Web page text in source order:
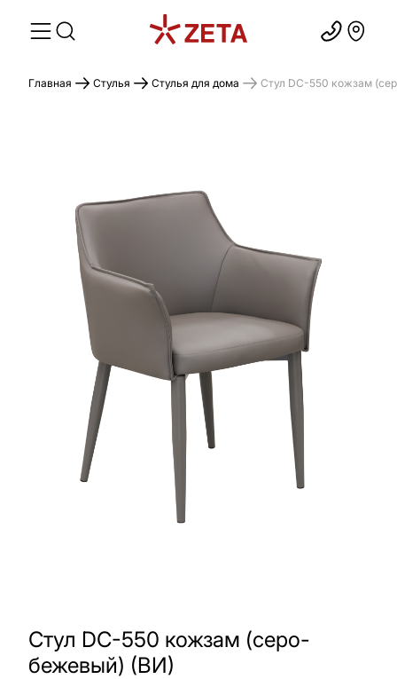
Главная Стулья Стулья для дома Стул DC-550 кожзам
Стул DC-550 кожзам (серо-
бежевый) (ВИ)